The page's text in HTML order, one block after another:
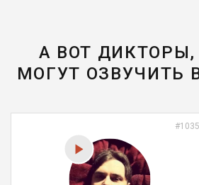
А ВОТ
МОГУТ ОЗВУЧИТЬ
#1035